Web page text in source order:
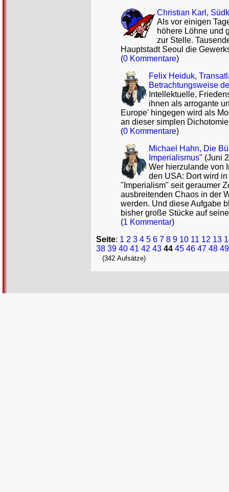
Christian Karl,
Als vor einigen
höhere Löhne und
zur Stelle.
Hauptstadt Seoul die
(0 Kommentare)
Felix Heiduk,
Betrachtungsweise
Intellektuelle,
ihnen als arrogante
Europe' hingegen wird als
an dieser simplen
(0 Kommentare)
Michael Hahn, Die
Imperialismus" (Juni
Wer hierzulande von
den USA: Dort wird
"Imperialism" seit geraumer
ausbreitenden Chaos in der
werden. Und diese Aufgabe
bisher große Stücke auf
(1 Kommentar)
Seite: 1 2 3 4 5 6 7 8 9 10 11 12 13
38 39 40 41 42 43 44 45 46 47 48 49
(342 Aufsätze)